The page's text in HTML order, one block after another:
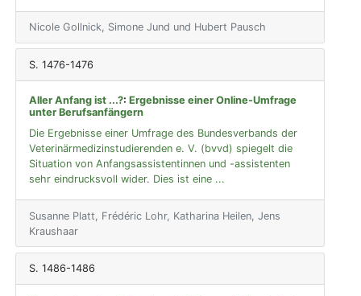
Nicole Gollnick, Simone Jund und Hubert Pausch
S. 1476-1476
Aller Anfang ist ...?:Ergebnisse einer Online-Umfrage
unter Berufsanfängern
Die Ergebnisse einer Umfrage des Bundesverbands der
Veterinärmedizinstudierenden e. V. (bvvd) spiegelt die
Situation von Anfangsassistentinnen und -assistenten
sehr eindrucksvoll wider. Dies ist eine ...
Susanne Platt, Frédéric Lohr, Katharina Heilen, Jens
Kraushaar
S. 1486-1486